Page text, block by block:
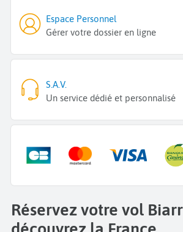
Espace Personnel
Gérer votre dossier en ligne
S.A.V.
Un service dédié et personnalisé
Réservez votre vol